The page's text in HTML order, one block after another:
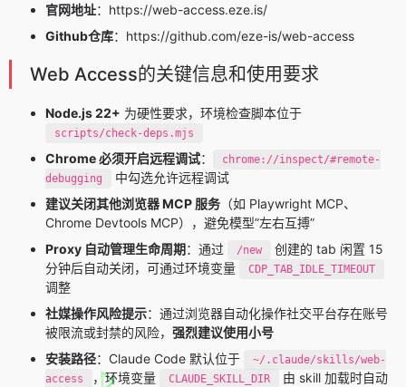
官网地址：https://web-access.eze.is/
Github仓库：https://github.com/eze-is/web-access
Web Access的关键信息和使用要求
Node.js 22+ 为硬性要求，环境检查脚本位于
scripts/check-deps.mjs
Chrome 必须开启远程调试：
chrome://inspect/#remote-
debugging
中勾选允许远程调试
建议关闭其他浏览器 MCP 服务 （如 Playwright MCP、
Chrome Devtools MCP），避免模型”左右互搏”
Proxy 自动管理生命周期：通过 /new
创建的 tab 闲置 15
分钟后自动关闭，可通过环境变量
CDP_TAB_IDLE_TIMEOUT
调整
社媒操作风险提示：通过浏览器自动化操作社交平台存在账号
被限流或封禁的风险， 强烈建议使用小号
安装路径：Claude Code 默认位于
~/.claude/skills/web-
access
，环境变量 CLAUDE_SKILL_DIR
由 skill 加载时自动